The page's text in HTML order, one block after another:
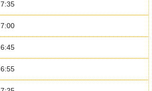
7:35
7:00
6:45
6:55